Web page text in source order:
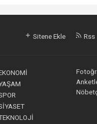
Sitene Ekle Rss